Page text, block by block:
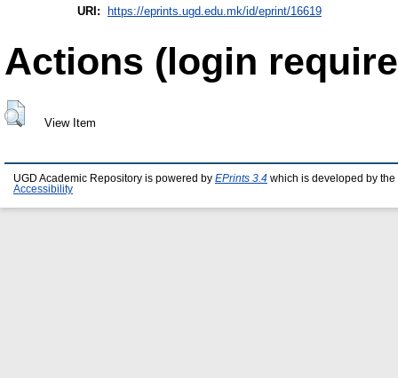
URI: https://eprints.ugd.edu.mk/id/eprint/16619
Actions (login
View Item
UGD Academic Repository is powered by EPrints 3.4 which is developed by the
Accessibility